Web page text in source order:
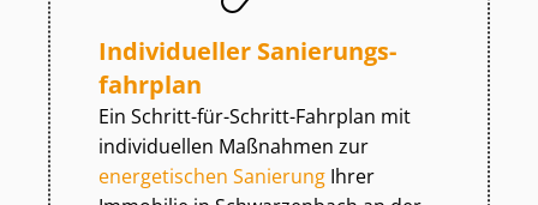
Individueller Sa­nie­rungs­
fahr­plan
Ein Schritt-für-Schritt-Fahrplan mit
individuellen Maßnahmen zur
energetischen Sanierung Ihrer